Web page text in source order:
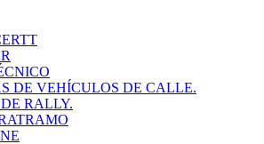
DE VEHÍCULOS DE CALLE.
RALLY.